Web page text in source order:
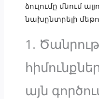
ձուլումը մնում
նախընտրելի
1.
այն